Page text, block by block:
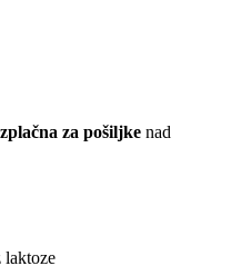
za pošiljke nad
laktoze